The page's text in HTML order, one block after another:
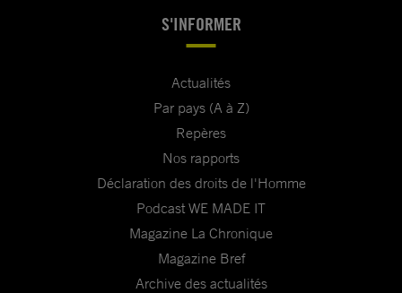
S'INFORMER
Actualités
Par pays (A à Z)
Repères
Nos rapports
Déclaration des droits de l'Homme
Podcast WE MADE IT
Magazine La Chronique
Magazine Bref
Archive des actualités